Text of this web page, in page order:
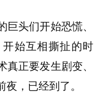
头们开始恐慌、
始互相撕扯的时
正要发生剧变、
，已经到了。